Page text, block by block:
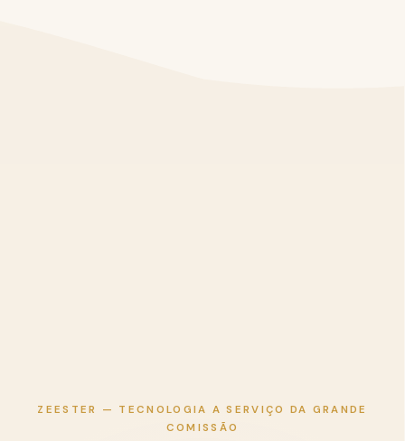
ZEESTER — TECNOLOGIA A SERVIÇO DA GRANDE
COMISSÃO